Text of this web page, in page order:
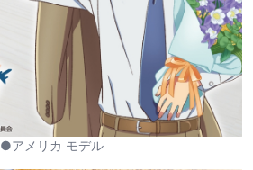
●アメリカ モデル